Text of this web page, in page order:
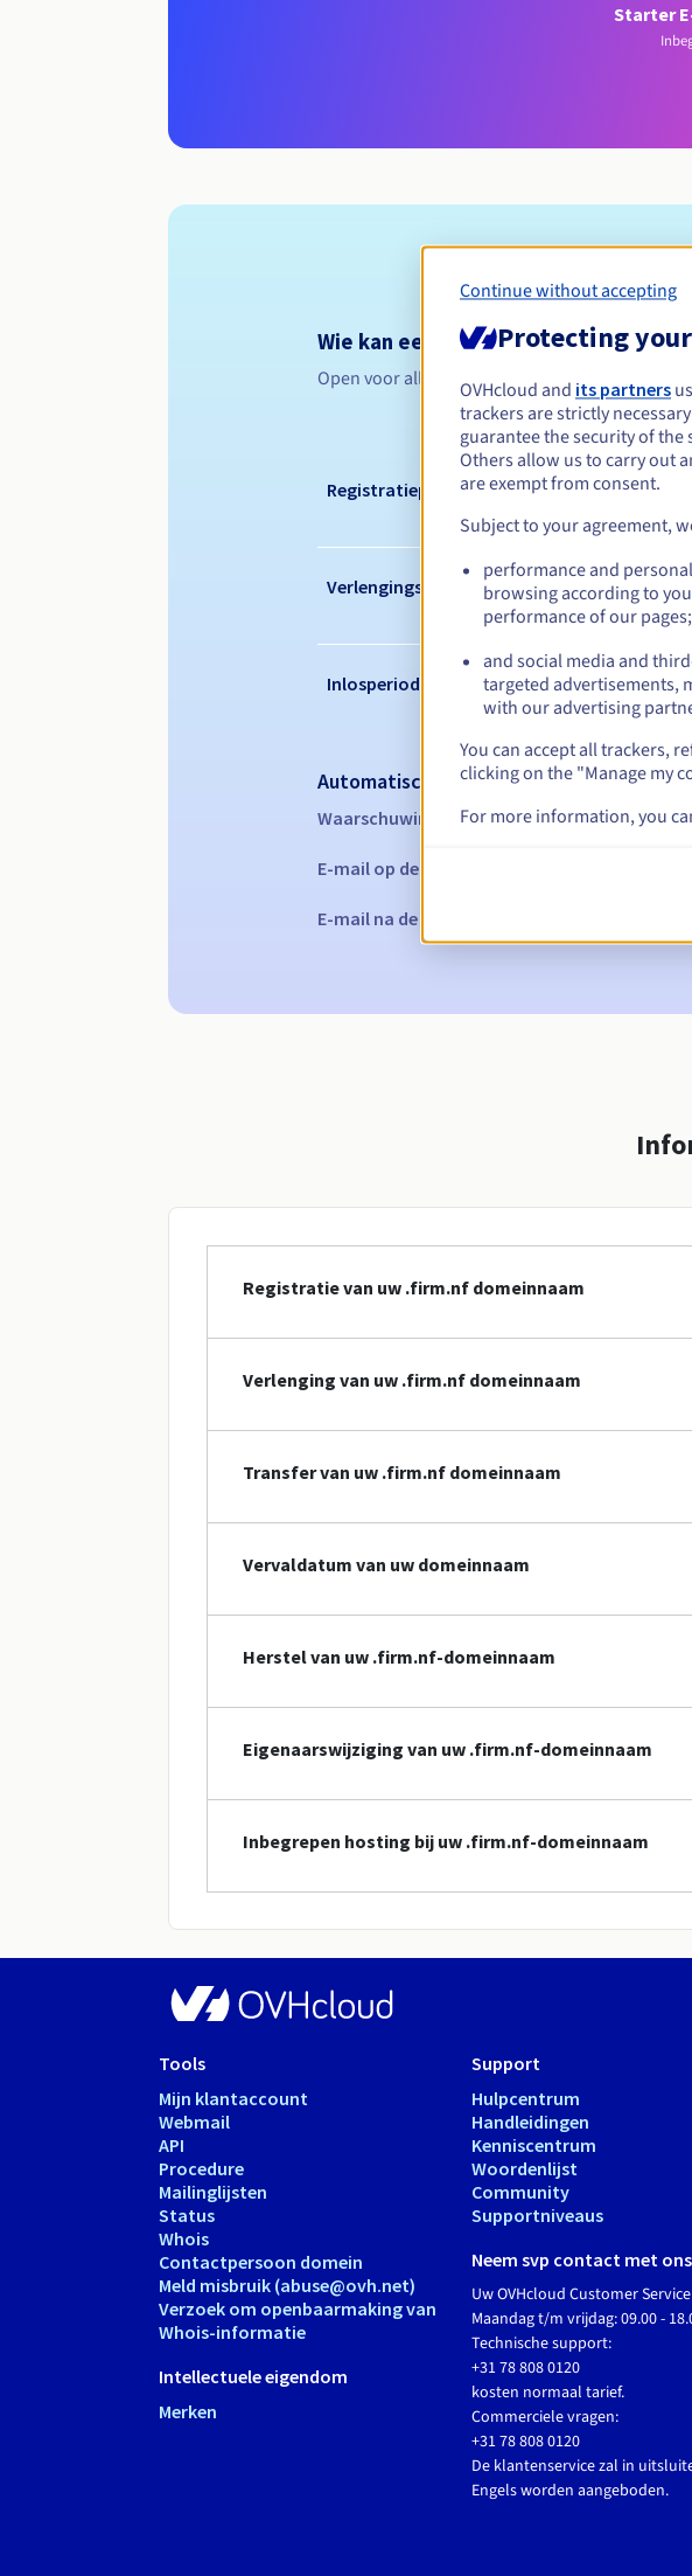
Starter
Wie kan een .firm.nf registreren?
Open voor alle natuurlijke of rechtspersonen,
Registratieperiode
Verlengingsperiode
Inlosperiode
Automatische meldingen:
Waarschuwings-e-mails:60, 30, 15, 7 en 3
E-mail op de vervaldatum
E-mail na de Redemption Grace Period om
Registratie van uw .firm.nf domeinnaam
Verlenging van uw .firm.nf domeinnaam
Transfer van uw .firm.nf domeinnaam
Vervaldatum van uw domeinnaam
Herstel van uw .firm.nf-domeinnaam
Eigenaarswijziging van uw .firm.nf-domeinnaam
Inbegrepen hosting bij uw .firm.nf-domeinnaam
Tools
Mijn klantaccount
Webmail
API
Procedure
Mailinglijsten
Status
Whois
Contactpersoon domein
Meld misbruik (abuse@ovh.net)
Verzoek om openbaarmaking van
Whois-informatie
Intellectuele eigendom
Merken
Support
Hulpcentrum
Handleidingen
Kenniscentrum
Woordenlijst
Community
Supportniveaus
Neem svp contact met
Uw OVHcloud Customer Service
Maandag t/m vrijdag: 09.00 -
Technische support:
+31 78 808 0120
kosten normaal tarief.
Commerciele vragen:
+31 78 808 0120
De klantenservice zal in
Engels worden aangeboden.
Continue without accepting
Protecting
OVHcloud and its partners
trackers are strictly
guarantee the security of
Others allow us to carry out
are exempt from consent.
Subject to your agreement,
performance and
browsing according to
performance of our pages;
and social media and
targeted advertisements,
with our advertising
You can accept all trackers,
clicking on the "Manage my
For more information, you